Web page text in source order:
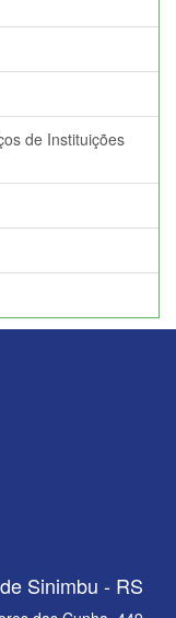
de Instituições
Sinimbu - RS